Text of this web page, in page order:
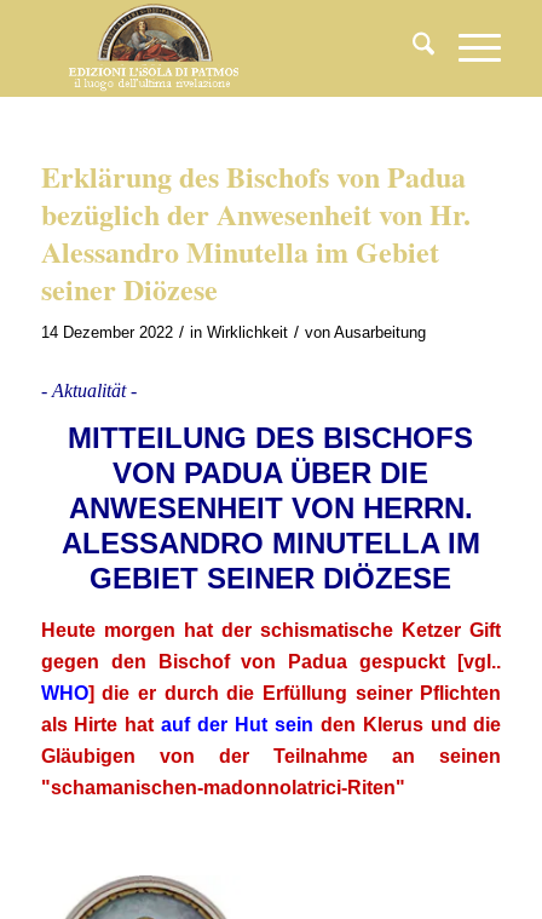
Erklärung des Bischofs von Padua
bezüglich der Anwesenheit von Hr.
Alessandro Minutella im Gebiet
seiner Diözese
14 Dezember 2022 / in Wirklichkeit / von Ausarbeitung
- Aktualität -
MITTEILUNG DES BISCHOFS
VON PADUA ÜBER DIE
ANWESENHEIT VON HERRN.
ALESSANDRO MINUTELLA IM
GEBIET SEINER DIÖZESE
Heute morgen hat der schismatische Ketzer Gift
gegen den Bischof von Padua gespuckt [vgl..
WHO] die er durch die Erfüllung seiner Pflichten
als Hirte hatauf der Hut sein den Klerus und die
Gläubigen von der Teilnahme an seinen
"schamanischen-madonnolatrici-Riten"